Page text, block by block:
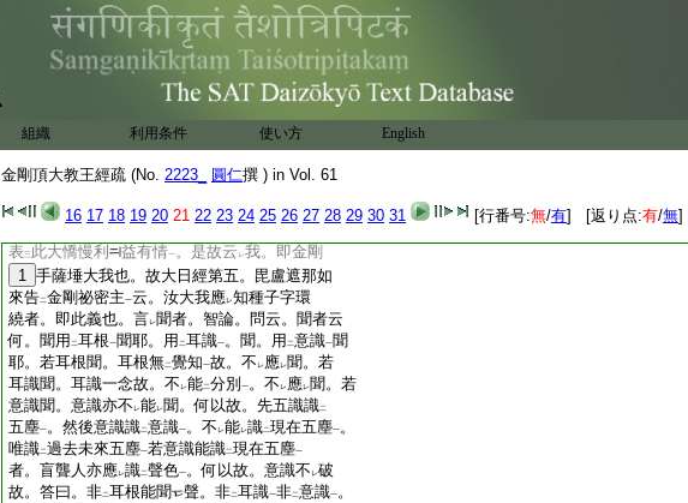
組織 利用条件 使い方 English
金剛頂大教王經疏 (No. 2223_ 圓仁撰 ) in Vol. 61
16 17 18 19 20 21 22 23 24 25 26 27 28 29 30 31 [行番号:無/有] [返り点:有/無]
一。能伏二慢我 一。隨 世名字一 我無 咎。
三藏意 釋 我也。十住毘婆 9 娑云。四
我。皆墮二邪見 。佛正法中無 レ我。誰聞レ此。
也。大經云。阿難多聞士。知
分別我無我一。此用二別教意一
。方便爲二侍者一。
傳
持如來無礙智惠 。以 傳 權傳
レ 實。有 二何不可一。此用二 10 圓意 一釋 レ 我也。今釋。不
離 莽字義 。能得 字相 故云 我也。莽是智
惠聲。若入
二 此字門一 。即悟 二眞妙我 一
。傳法菩薩
表三 此大憍慢利 益有情一。是故云 レ我。即金剛
1 手薩埵大我也。故大日經第五。毘盧遮那如
來告二金剛祕密主一云。汝大我應レ知種子字環
繞者。即此義也。言レ聞者。智論。問云。聞者云
何。聞用 二耳根一聞耶。用 二耳識一。聞。用 二意識一聞
耶。若耳根聞。耳根無二覺知一故。不 レ應レ聞。若
耳識聞。耳識一念故。不 レ能二分別 一。不 レ應レ聞。若
意識聞。意識亦不 レ能レ聞。何以故。先五識識二
五塵一。然後意識識二意識一。不 レ能レ識二現在五塵一。
唯識二過去未來五塵一若意識能識二現在五塵一
者。盲聾人亦應レ識二聲色一。何以故。意識不 レ破
故。答曰。非二耳根能聞 聲。非二耳識一非二意識一。